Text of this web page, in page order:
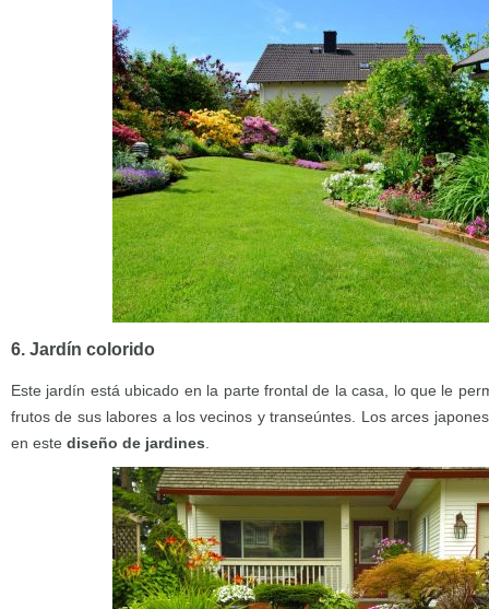
6. Jardín colorido
Este jardín está ubicado en la parte frontal de la casa, lo que le
frutos de sus labores a los vecinos y transeúntes. Los arces
en este diseño de jardines